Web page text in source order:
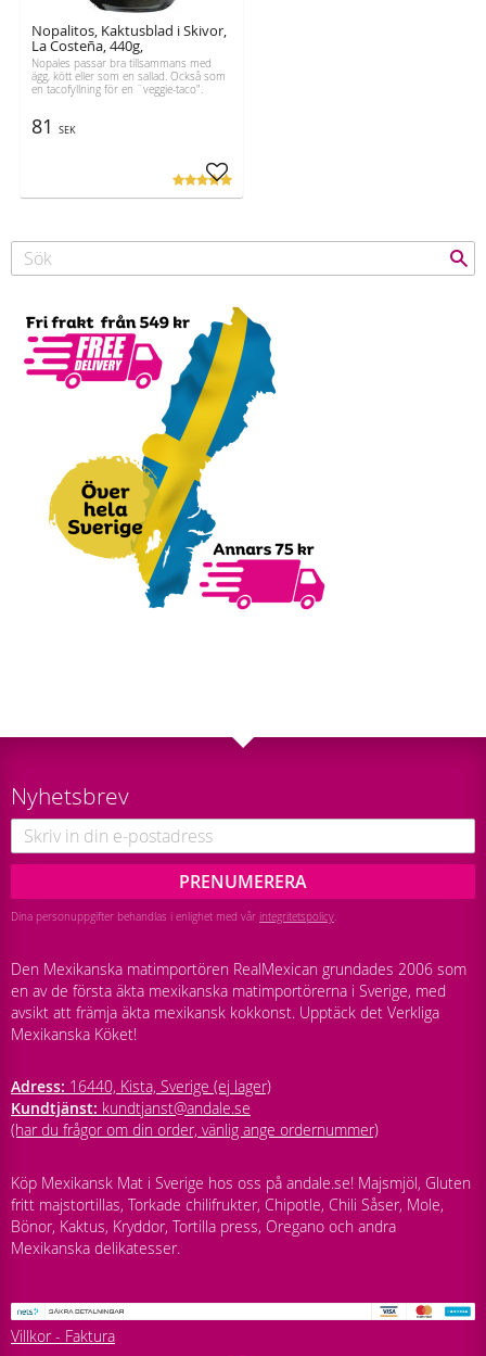
Nopalitos, Kaktusblad i Skivor,
La Costeña, 440g,
Nopales passar bra tillsammans med
ägg, kött eller som en sallad. Också som
en tacofyllning för en ¨veggie-taco".
81 SEK
Lägg till i favoriter
Nyhetsbrev
PRENUMERERA
Dina personuppgifter behandlas i enlighet med vår integritetspolicy.
Den Mexikanska matimportören RealMexican grundades 2006 som
en av de första äkta mexikanska matimportörerna i Sverige, med
avsikt att främja äkta mexikansk kokkonst. Upptäck det Verkliga
Mexikanska Köket!
Adress: 16440, Kista, Sverige (ej lager)
Kundtjänst: kundtjanst@andale.se
(har du frågor om din order, vänlig ange ordernummer)
Köp Mexikansk Mat i Sverige hos oss på andale.se! Majsmjöl, Gluten
fritt majstortillas, Torkade chilifrukter, Chipotle, Chili Såser, Mole,
Bönor, Kaktus, Kryddor, Tortilla press, Oregano och andra
Mexikanska delikatesser.
Villkor - Faktura